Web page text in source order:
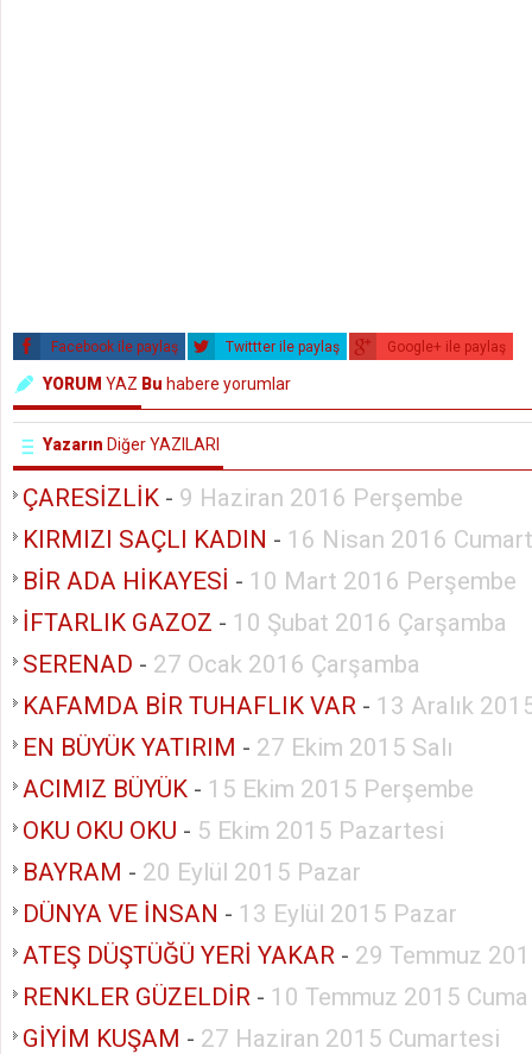
Facebook ile paylaş Twittter ile paylaş Google+ ile paylaş
YORUM YAZ Bu habere yorumlar
Yazarın Diğer YAZILARI
ÇARESİZLİK - 9 Haziran 2016 Perşembe
KIRMIZI SAÇLI KADIN - 16 Nisan 2016
BİR ADA HİKAYESİ - 10 Mart 2016 Perşembe
İFTARLIK GAZOZ - 10 Şubat 2016 Çarşamba
SERENAD - 27 Ocak 2016 Çarşamba
KAFAMDA BİR TUHAFLIK VAR - 13 Aralık
EN BÜYÜK YATIRIM - 27 Ekim 2015 Salı
ACIMIZ BÜYÜK - 15 Ekim 2015 Perşembe
OKU OKU OKU - 5 Ekim 2015 Pazartesi
BAYRAM - 20 Eylül 2015 Pazar
DÜNYA VE İNSAN - 13 Eylül 2015 Pazar
ATEŞ DÜŞTÜĞÜ YERİ YAKAR - 29 Temmuz
RENKLER GÜZELDİR - 10 Temmuz 2015 Cuma
GİYİM KUŞAM - 27 Haziran 2015 Cumartesi